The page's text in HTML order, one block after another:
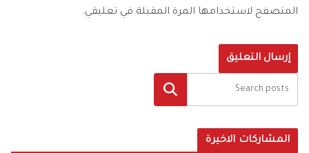
المتصفح لاستخدامها المرة المقبلة في تعليقي.
البحث
المشاركات الاخيرة